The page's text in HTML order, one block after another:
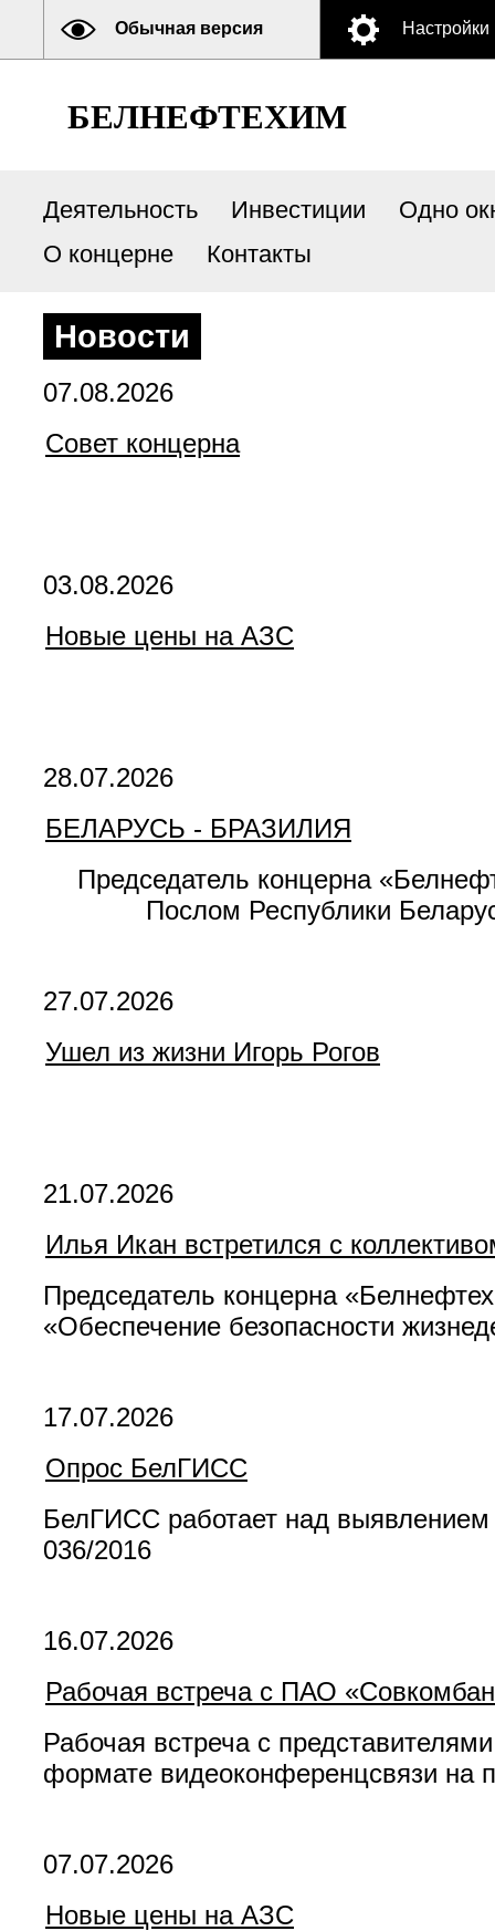
Обычная версия Настройки
БЕЛНЕФТЕХИМ
Деятельность Инвестиции
Одно
О концерне
Контакты
Новости
07.08.2026
Совет концерна
03.08.2026
Новые цены на АЗС
28.07.2026
БЕЛАРУСЬ - БРАЗИЛИЯ
Председатель концерна
Послом Республики
27.07.2026
Ушел из жизни Игорь Рогов
21.07.2026
Илья Икан встретился с
Председатель концерна
«Обеспечение безопасности
17.07.2026
Опрос БелГИСС
БелГИСС работает над
036/2016
16.07.2026
Рабочая встреча с ПАО
Рабочая встреча с
формате видеоконференцсвязи на
07.07.2026
Новые цены на АЗС